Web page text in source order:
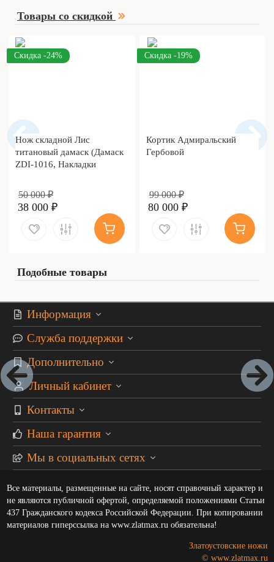
Товары со скидкой
Скидка -24%
Нож складной Лис
титановый дамаск (Дамаск
ZDI-1016, Накладки
50 000 ₽
38 000 ₽
Скидка -19%
Кортик Адмиральский
Гербовой
99 000 ₽
80 000 ₽
Подобные товары
Информация
Служба поддержки
Дополнительно
Личный кабинет
Контакты
Наша гарантия
Мы в социальных сетях
Все материалы, размещенные на сайте, носят справочный характер и
не являются публичной офертой, определяемой положениями Статьи
437 Гражданского кодекса Российской Федерации. При копировании
материалов гиперссылка на www.zlatmax.ru обязательна!
Златоустовские ножи
© www.zlatmax.ru